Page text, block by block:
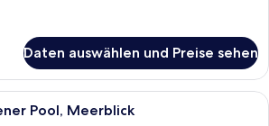
Daten auswählen und Preise sehen
Ein Pool mit Meerblick, umgeben
Pool, Meerblick